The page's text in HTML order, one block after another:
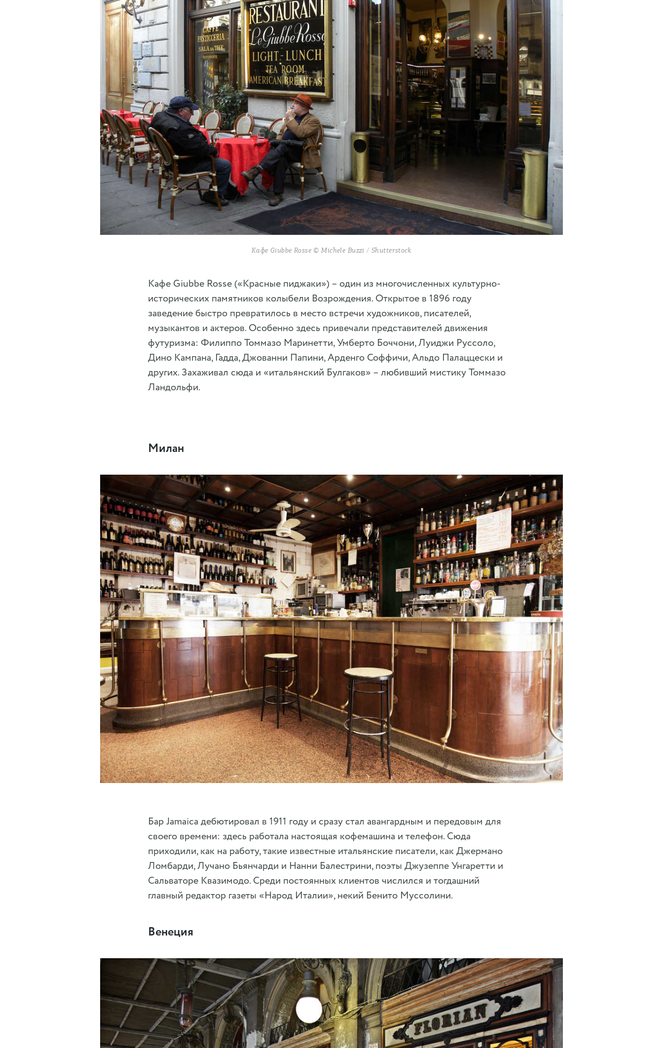
Кафе Giubbe Rosse © Michele Buzzi / Shutterstock
Кафе Giubbe Rosse («Красные пиджаки») – один из многочисленных культурно-
исторических памятников колыбели Возрождения. Открытое в 1896 году
заведение быстро превратилось в место встречи художников, писателей,
музыкантов и актеров. Особенно здесь привечали представителей движения
футуризма: Филиппо Томмазо Маринетти, Умберто Боччони, Луиджи Руссоло,
Дино Кампана, Гадда, Джованни Папини, Арденго Соффичи, Альдо Палаццески и
других. Захаживал сюда и «итальянский Булгаков» – любивший мистику Томмазо
Ландольфи.
Милан
Бар Jamaica дебютировал в 1911 году и сразу стал авангардным и передовым для
своего времени: здесь работала настоящая кофемашина и телефон. Сюда
приходили, как на работу, такие известные итальянские писатели, как Джермано
Ломбарди, Лучано Бьянчарди и Нанни Балестрини, поэты Джузеппе Унгаретти и
Сальваторе Квазимодо. Среди постоянных клиентов числился и тогдашний
главный редактор газеты «Народ Италии», некий Бенито Муссолини.
Венеция